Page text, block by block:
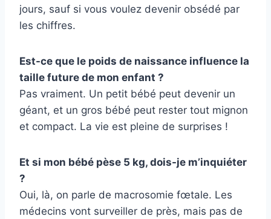
jours, sauf si vous voulez devenir obsédé par
les chiffres.
Est-ce que le poids de naissance influence la
taille future de mon enfant ?
Pas vraiment. Un petit bébé peut devenir un
géant, et un gros bébé peut rester tout mignon
et compact. La vie est pleine de surprises !
Et si mon bébé pèse 5 kg, dois-je m’inquiéter
?
Oui, là, on parle de macrosomie fœtale. Les
médecins vont surveiller de près, mais pas de